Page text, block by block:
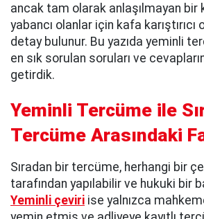
ancak tam olarak anlaşılmayan bir
yabancı olanlar için kafa
detay bulunur. Bu yazıda yeminli
en sık sorulan soruları ve
getirdik.
Yeminli Tercüme ile
Tercüme Arasındaki
Sıradan bir tercüme, herhangi bir
tarafından yapılabilir ve hukuki bir
Yeminli çeviri ise yalnızca